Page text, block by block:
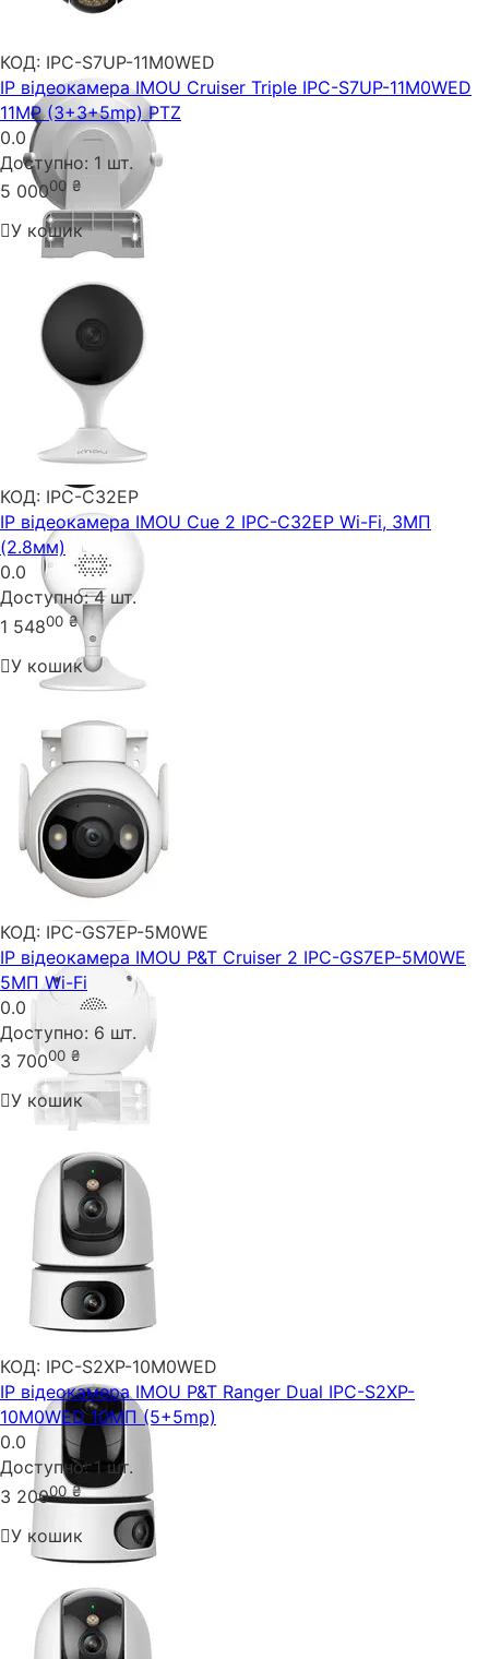
КОД: IPC-S7UP-11M0WED
IP відеокамера IMOU Cruiser Triple IPC-S7UP-11M0WED
11MP (3+3+5mp) PTZ
0.0
Доступно: 1 шт.
5 00000 ₴
У кошик
КОД: IPC-C32EP
IP відеокамера IMOU Cue 2 IPC-C32EP Wi-Fi, 3МП
(2.8мм)
0.0
Доступно: 4 шт.
1 54800 ₴
У кошик
КОД: IPC-GS7EP-5M0WE
IP відеокамера IMOU P&T Cruiser 2 IPC-GS7EP-5M0WE
5МП Wi-Fi
0.0
Доступно: 6 шт.
3 70000 ₴
У кошик
КОД: IPC-S2XP-10M0WED
IP відеокамера IMOU P&T Ranger Dual IPC-S2XP-
10M0WED 10МП (5+5mp)
0.0
Доступно: 1 шт.
3 20000 ₴
У кошик